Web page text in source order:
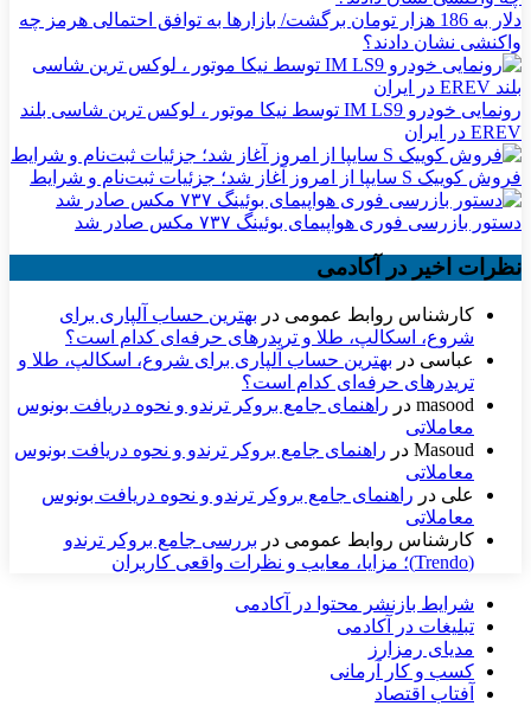
دلار به 186 هزار تومان برگشت/ بازارها به توافق احتمالی هرمز چه
واکنشی نشان دادند؟
رونمایی خودرو IM LS9 توسط نیکا موتور ، لوکس ترین شاسی بلند
EREV در ایران
فروش کوییک S سایپا از امروز آغاز شد؛ جزئیات ثبت‌نام و شرایط
دستور بازرسی فوری هواپیمای بوئینگ ۷۳۷ مکس صادر شد
نظرات اخیر در آکادمی
کارشناس روابط عمومی در بهترین حساب آلپاری برای
شروع، اسکالپ، طلا و تریدرهای حرفه‌ای کدام است؟
عباسی در بهترین حساب آلپاری برای شروع، اسکالپ، طلا و
تریدرهای حرفه‌ای کدام است؟
masood در راهنمای جامع بروکر ترندو و نحوه دریافت بونوس
معاملاتی
Masoud در راهنمای جامع بروکر ترندو و نحوه دریافت بونوس
معاملاتی
علی در راهنمای جامع بروکر ترندو و نحوه دریافت بونوس
معاملاتی
کارشناس روابط عمومی در بررسی جامع بروکر ترندو
(Trendo)؛ مزایا، معایب و نظرات واقعی کاربران
شرایط بازنشر محتوا در آکادمی
تبلیغات در آکادمی
مدیای رمزارز
کسب و کار آرمانی
آفتاب اقتصاد